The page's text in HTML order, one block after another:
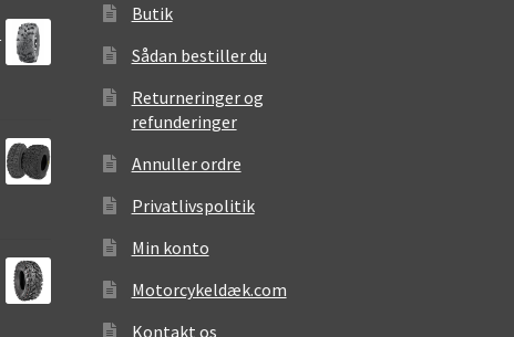
Butik
Sådan bestiller du
Returneringer og
refunderinger
Annuller ordre
Privatlivspolitik
Min konto
Motorcykeldæk.com
Kontakt os